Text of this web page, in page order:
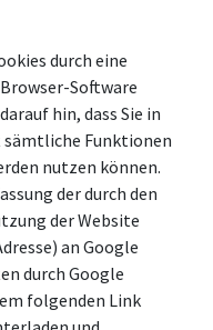
durch eine
Software
hin, dass Sie in
Funktionen
nutzen können.
der durch den
der Website
an Google
durch Google
folgenden Link